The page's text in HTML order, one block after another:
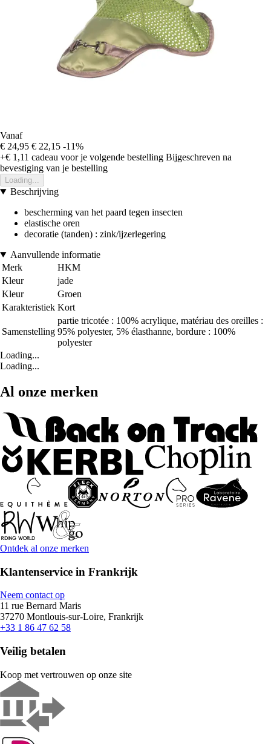
Vanaf
€ 24,95 € 22,15 -11%
+€ 1,11 cadeau voor je volgende bestelling Bijgeschreven na
bevestiging van je bestelling
Loading...
Beschrijving
bescherming van het paard tegen insecten
elastische oren
decoratie (tanden) : zink/ijzerlegering
Aanvullende informatie
Merk
HKM
Kleur
jade
Kleur
Groen
Karakteristiek Kort
Samenstelling
partie tricotée : 100% acrylique, matériau des oreilles :
95% polyester, 5% élasthanne, bordure : 100%
polyester
Loading...
Loading...
Al onze merken
Ontdek al onze merken
Klantenservice in Frankrijk
Neem contact op
11 rue Bernard Maris
37270 Montlouis-sur-Loire, Frankrijk
+33 1 86 47 62 58
Veilig betalen
Koop met vertrouwen op onze site